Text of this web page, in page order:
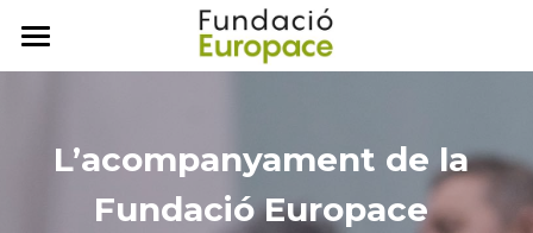
Inici
Programa DOMUS
Next Generation
L’acompanyament de la
Fundació Europace